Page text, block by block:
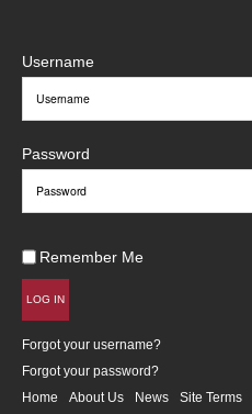
Username
Password
Remember Me
LOG IN
Forgot your username?
Forgot your password?
Home
About Us News Site Terms